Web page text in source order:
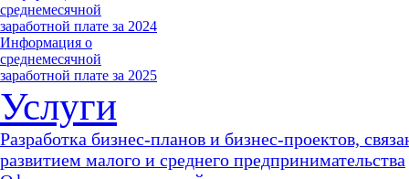
среднемесячной
заработной плате за 2024
Информация о
среднемесячной
заработной плате за 2025
Услуги
Разработка бизнес-планов и бизнес-проектов,
развитием малого и среднего предпринимательства